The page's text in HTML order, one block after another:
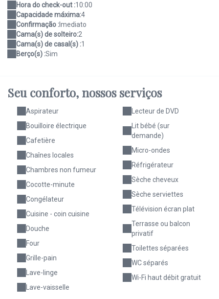
Hora do check-out :10:00
Capacidade máxima:4
Confirmação :Imediato
Cama(s) de solteiro:2
Cama(s) de casal(s) :1
Berço(s) :Sim
Seu conforto, nossos serviços
Aspirateur
Bouilloire électrique
Cafetière
Chaînes locales
Chambres non fumeur
Cocotte-minute
Congélateur
Cuisine - coin cuisine
Douche
Four
Grille-pain
Lave-linge
Lave-vaisselle
Lecteur de DVD
Lit bébé (sur
demande)
Micro-ondes
Réfrigérateur
Sèche cheveux
Sèche serviettes
Télévision écran plat
Terrasse ou balcon
privatif
Toilettes séparées
WC séparés
Wi-Fi haut débit gratuit